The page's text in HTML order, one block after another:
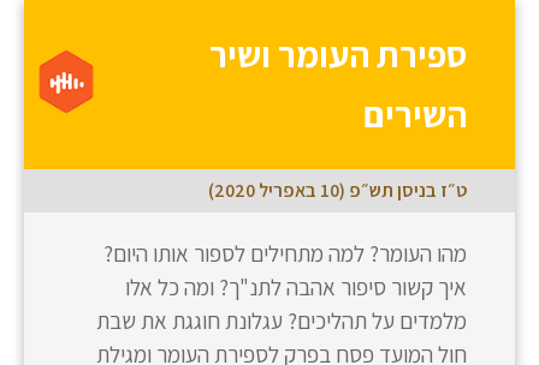
ספירת העומר ושיר
השירים
ט״ז בניסן תש״פ (10 באפריל 2020)
מהו העומר? למה מתחילים לספור אותו היום?
איך קשור סיפור אהבה לתנ"ך? ומה כל אלו
מלמדים על תהליכים? עגלונת חוגגת את שבת
חול המועד פסח בפרק לספירת העומר ומגילת